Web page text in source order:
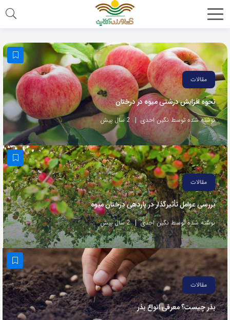
مقالات
نحوه افزایش درشتی میوه در درختان
نوشته شده توسط نگین احدی 2 سال پیش
مقالات
بررسی عوامل تأثیرگذار در باردهی درختان میوه
نوشته شده توسط نگین احدی 2 سال پیش
مقالات
بذر چیست؟ معرفی انواع بذر